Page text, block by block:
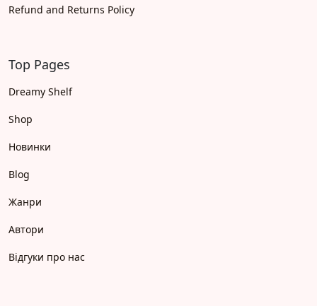
Refund and Returns Policy
Top Pages
Dreamy Shelf
Shop
Новинки
Blog
Жанри
Автори
Відгуки про нас